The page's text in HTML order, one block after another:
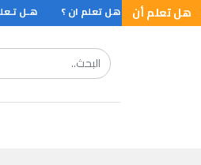
هل تعلم أن
بلوتو هل تعلم ان ؟ هـل